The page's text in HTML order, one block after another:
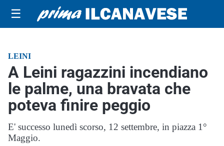
☰
LEINI
A Leini ragazzini incendiano
le palme, una bravata che
poteva finire peggio
E' successo lunedì scorso, 12 settembre, in piazza 1°
Maggio.